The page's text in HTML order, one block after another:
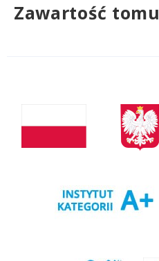
Zawartość tomu